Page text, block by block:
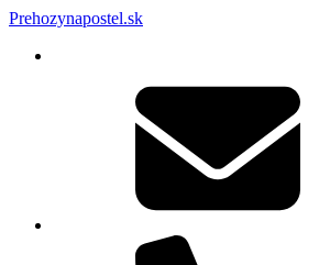
Prehozynapostel.sk